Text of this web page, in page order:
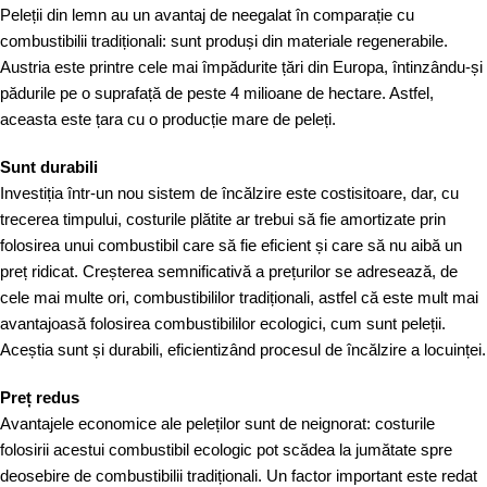
Peleții din lemn au un avantaj de neegalat în comparație cu
combustibilii tradiționali: sunt produși din materiale regenerabile.
Austria este printre cele mai împădurite țări din Europa, întinzându-și
pădurile pe o suprafață de peste 4 milioane de hectare. Astfel,
aceasta este țara cu o producție mare de peleți.
Sunt durabili
Investiția într-un nou sistem de încălzire este costisitoare, dar, cu
trecerea timpului, costurile plătite ar trebui să fie amortizate prin
folosirea unui combustibil care să fie eficient și care să nu aibă un
preț ridicat. Creșterea semnificativă a prețurilor se adresează, de
cele mai multe ori, combustibililor tradiționali, astfel că este mult mai
avantajoasă folosirea combustibililor ecologici, cum sunt peleții.
Aceștia sunt și durabili, eficientizând procesul de încălzire a locuinței.
Preț redus
Avantajele economice ale peleților sunt de neignorat: costurile
folosirii acestui combustibil ecologic pot scădea la jumătate spre
deosebire de combustibilii tradiționali. Un factor important este redat